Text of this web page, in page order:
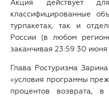
Акция действует
классифицированные
турпакетах, так и
России (в любом
заканчивая 23:59 30 июня
Глава Ростуризма
«условия программы
процентов возврата,